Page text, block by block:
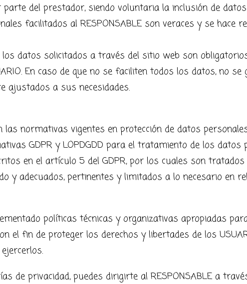
del prestador, siendo voluntaria la inclusión de
facilitados al RESPONSABLE son veraces y se hace
los datos solicitados a través del sitio web son
En caso de que no se faciliten todos los datos, no
ajustados a sus necesidades.
normativas vigentes en protección de datos
GDPR y LOPDGDD para el tratamiento de los datos
en el artículo 5 del GDPR, por los cuales son
y adecuados, pertinentes y limitados a lo necesario en
políticas técnicas y organizativas apropiadas
el fin de proteger los derechos y libertades de los
privacidad, puedes dirigirte al RESPONSABLE a través